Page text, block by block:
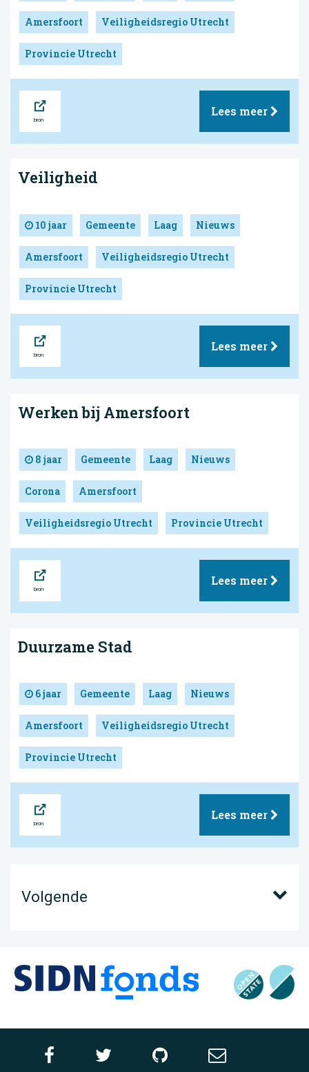
Amersfoort Veiligheidsregio Utrecht
Provincie Utrecht
Lees meer
Veiligheid
10 jaar Gemeente Laag Nieuws
Amersfoort Veiligheidsregio Utrecht
Provincie Utrecht
Lees meer
Werken bij Amersfoort
8 jaar Gemeente Laag Nieuws
Corona Amersfoort
Veiligheidsregio Utrecht Provincie Utrecht
Lees meer
Duurzame Stad
6 jaar Gemeente Laag Nieuws
Amersfoort Veiligheidsregio Utrecht
Provincie Utrecht
Lees meer
Volgende